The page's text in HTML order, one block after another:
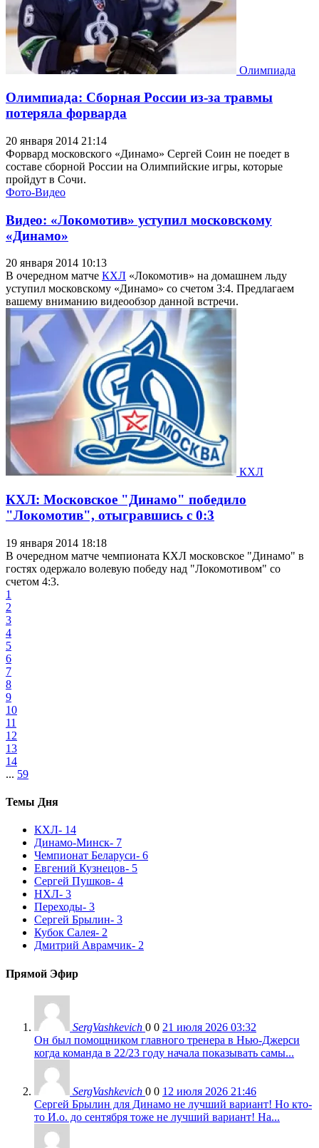
Олимпиада
Олимпиада: Сборная России из-за травмы
потеряла форварда
20 января 2014 21:14
Форвард московского «Динамо» Сергей Соин не поедет в
составе сборной России на Олимпийские игры, которые
пройдут в Сочи.
Фото-Видео
Видео: «Локомотив» уступил московскому
«Динамо»
20 января 2014 10:13
В очередном матче КХЛ «Локомотив» на домашнем льду
уступил московскому «Динамо» со счетом 3:4. Предлагаем
вашему вниманию видеообзор данной встречи.
КХЛ
КХЛ: Московское "Динамо" победило
"Локомотив", отыгравшись с 0:3
19 января 2014 18:18
В очередном матче чемпионата КХЛ московское "Динамо" в
гостях одержало волевую победу над "Локомотивом" со
счетом 4:3.
1
2
3
4
5
6
7
8
9
10
11
12
13
14
... 59
Темы Дня
КХЛ- 14
Динамо-Минск- 7
Чемпионат Беларуси- 6
Евгений Кузнецов- 5
Сергей Пушков- 4
НХЛ- 3
Переходы- 3
Сергей Брылин- 3
Кубок Салея- 2
Дмитрий Аврамчик- 2
Прямой Эфир
SergVashkevich 0 0 21 июля 2026 03:32
Он был помощником главного тренера в Нью-Джерси
когда команда в 22/23 году начала показывать самы...
SergVashkevich 0 0 12 июля 2026 21:46
Сергей Брылин для Динамо не лучший вариант! Но кто-
то И.о. до сентября тоже не лучший вариант! На...